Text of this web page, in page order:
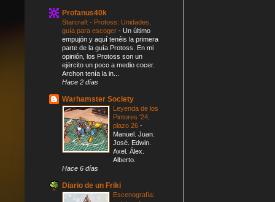
Profanus40k
Starcraft - Protoss: Unidades,
guía para escoger - Un último
empujón y aquí tenéis la primera
parte de la guía Protoss. En mi
opinión, los Protoss son un
ejército un poco a medio cocer.
Archon tenía la in...
Hace 2 días
Warhamster Society
Leyenda de los
Pintores '24,
plazo 26 -
Manuel. Juan.
José. Edwin.
Axel. Álex.
Alberto.
Hace 6 días
Diario de un Friki
Escenografía: